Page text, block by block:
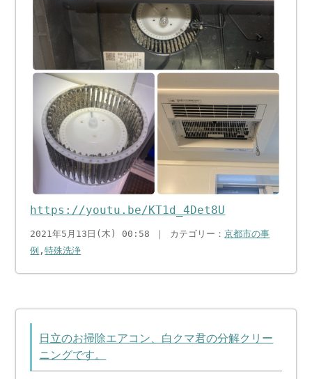
https://youtu.be/KT1d_4Det8U
2021年5月13日(木) 00:58 ｜ カテゴリー：京都市の事
例 ,特殊洗浄
日立のお掃除エアコン、白クマ君の分解クリー
ニングです。